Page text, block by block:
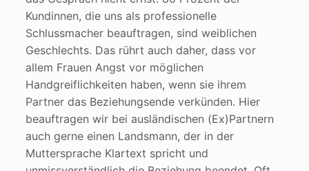
Kundinnen, die uns als professionelle
Schlussmacher beauftragen, sind weiblichen
Geschlechts. Das rührt auch daher, dass vor
allem Frauen Angst vor möglichen
Handgreiflichkeiten haben, wenn sie ihrem
Partner das Beziehungsende verkünden. Hier
beauftragen wir bei ausländischen (Ex)Partnern
auch gerne einen Landsmann, der in der
Muttersprache Klartext spricht und